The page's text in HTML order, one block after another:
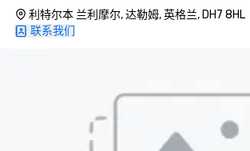
利特尔本 兰利摩尔, 达勒姆, 英格兰, DH7 8HL
联系我们